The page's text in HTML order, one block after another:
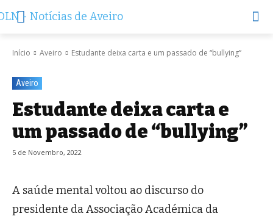
Início Aveiro Estudante deixa carta e um passado de “bullying”
Aveiro
Estudante deixa carta e
um passado de “bullying”
5 de Novembro, 2022
A saúde mental voltou ao discurso do
presidente da Associação Académica da